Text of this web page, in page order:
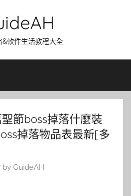
&軟件生活教程大全
節boss掉落什麼裝
掉落物品表最新[多
by GuideAH